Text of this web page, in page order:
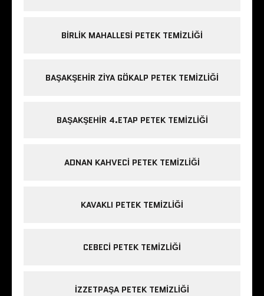
BIRLIK MAHALLESI PETEK TEMIZLIĞI
BAŞAKŞEHIR ZIYA GÖKALP PETEK TEMIZLIĞI
BAŞAKŞEHIR 4.ETAP PETEK TEMIZLIĞI
ADNAN KAHVECI PETEK TEMIZLIĞI
KAVAKLI PETEK TEMIZLIĞI
CEBECI PETEK TEMIZLIĞI
IZZETPAŞA PETEK TEMIZLIĞI